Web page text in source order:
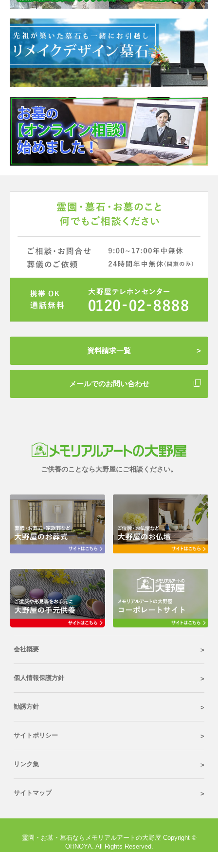
資料請求一覧
メールでのお問い合わせ
ご供養のことなら大野屋にご相談ください。
会社概要
個人情報保護方針
勧誘方針
サイトポリシー
リンク集
サイトマップ
霊園・お墓・墓石ならメモリアルアートの大野屋 Copyright ©
OHNOYA. All Rights Reserved.